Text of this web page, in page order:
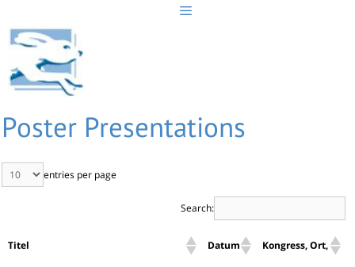
content
Poster Presentations
entries per page
Search:
Titel Datum Kongress, Ort,